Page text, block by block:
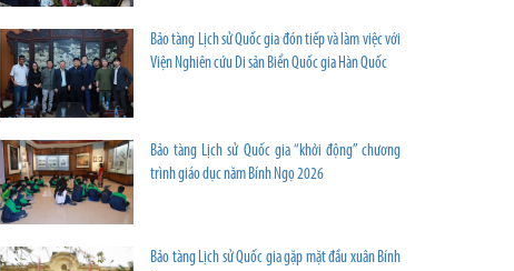
Bảo tàng Lịch sử Quốc gia đón tiếp và làm việc với
Viện Nghiên cứu Di sản Biển Quốc gia Hàn Quốc
Bảo tàng Lịch sử Quốc gia “khởi động” chương
trình giáo dục năm Bính Ngọ 2026
Bảo tàng Lịch sử Quốc gia gặp mặt đầu xuân Bính